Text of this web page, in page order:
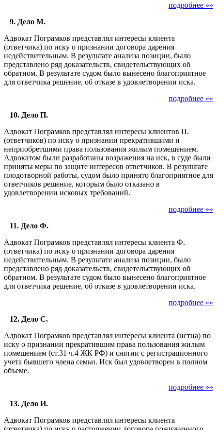
подробнее »»
9. Дело М.
Адвокат Пограмков представлял интересы клиента
(ответчика) по иску о признании договора дарения
недействительным. В результате анализа позиции, было
представлено ряд доказательств, свидетельствующих об
обратном. В результате судом было вынесено благоприятное
для ответчика решение, об отказе в удовлетворении иска.
подробнее »»
10. Дело П.
Адвокат Пограмков представлял интересы клиентов П.
(ответчиков) по иску о признании прекратившими и
неприобретшими права пользования жилым помещением.
Адвокатом были разработаны возражения на иск, в суде были
приняты меры по защите интересов ответчиков. В результате
плодотворной работы, судом было принято благоприятное для
ответчиков решение, которым было отказано в
удовлетворении исковых требований.
подробнее »»
11. Дело Ф.
Адвокат Пограмков представлял интересы клиента Ф.
(ответчика) по иску о признании договора дарения
недействительным. В результате анализа позиции, было
представлено ряд доказательств, свидетельствующих об
обратном. В результате судом было вынесено благоприятное
для ответчика решение, об отказе в удовлетворении иска.
подробнее »»
12. Дело С.
Адвокат Пограмков представлял интересы клиента (истца) по
иску о признании прекратившим права пользования жилым
помещением (ст.31 ч.4 ЖК РФ) и снятии с регистрационного
учета бывшего члена семьи. Иск был удовлетворен в полном
объеме.
подробнее »»
13. Дело И.
Адвокат Пограмков представлял интересы клиента